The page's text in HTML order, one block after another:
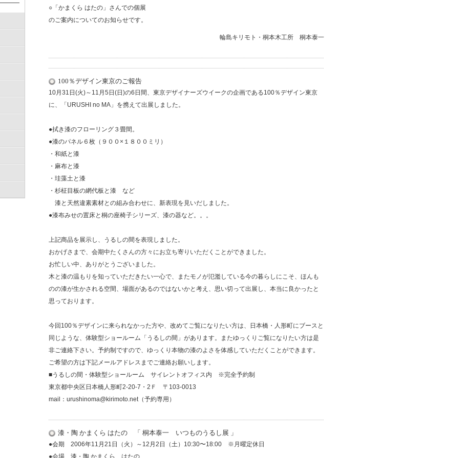
○「かまくら はたの」さんでの個展
のご案内についてのお知らせです。
輪島キリモト・桐本木工所 桐本泰一
100％デザイン東京のご報告
10月31日(火)～11月5日(日)の6日間、東京デザイナーズウイークの企画である100％デザイン東京
に、「URUSHI no MA」を携えて出展しました。
●拭き漆のフローリング３畳間。
●漆のパネル６枚（９００×１８００ミリ）
・和紙と漆
・麻布と漆
・珪藻土と漆
・杉柾目板の網代板と漆 など
漆と天然違素素材との組み合わせに、新表現を見いだしました。
●漆布みせの置床と桐の座椅子シリーズ、漆の器など。。。
上記商品を展示し、うるしの間を表現しました。
おかげさまで、会期中たくさんの方々にお立ち寄りいただくことができました。
お忙しい中、ありがとうございました。
木と漆の温もりを知っていただきたい一心で、またモノが氾濫している今の暮らしにこそ、ほんも
のの漆が生かされる空間、場面があるのではないかと考え、思い切って出展し、本当に良かったと
思っております。
今回100％デザインに来られなかった方や、改めてご覧になりたい方は、日本橋・人形町にブースと
同じような、体験型ショールーム「うるしの間」があります。またゆっくりご覧になりたい方は是
非ご連絡下さい。予約制ですので、ゆっくり本物の漆のよさを体感していただくことができます。
ご希望の方は下記メールアドレスまでご連絡お願いします。
■うるしの間・体験型ショールーム サイレントオフィス内 ※完全予約制
東京都中央区日本橋人形町2-20-7・2Ｆ 〒103-0013
mail：urushinoma@kirimoto.net（予約専用）
漆・陶 かまくら はたの 「 桐本泰一 いつものうるし展 」
●会期 2006年11月21日（火）～12月2日（土）10:30〜18:00 ※月曜定休日
●会場 漆・陶 かまくら はたの